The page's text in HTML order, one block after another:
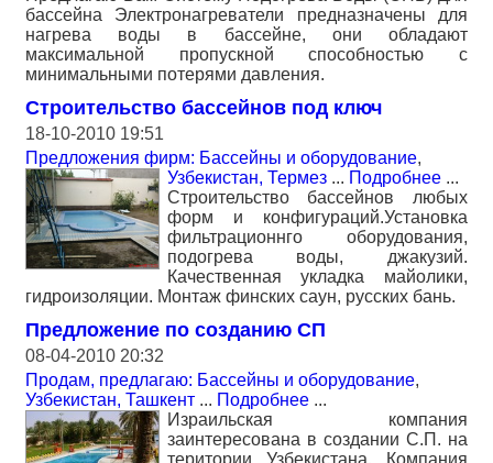
бассейна Электронагреватели предназначены для
нагрева воды в бассейне, они обладают
максимальной пропускной способностью с
минимальными потерями давления.
Строительство бассейнов под ключ
18-10-2010 19:51
Предложения фирм: Бассейны и оборудование,
Узбекистан, Термез ... Подробнее ...
Строительство бассейнов любых
форм и конфигураций.Установка
фильтрационнго оборудования,
подогрева воды, джакузий.
Качественная укладка майолики,
гидроизоляции. Монтаж финских саун, русских бань.
Предложение по созданию СП
08-04-2010 20:32
Продам, предлагаю: Бассейны и оборудование,
Узбекистан, Ташкент ... Подробнее ...
Израильская компания
заинтересована в создании С.П. на